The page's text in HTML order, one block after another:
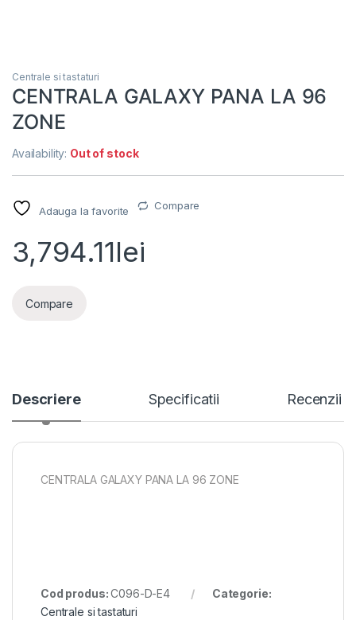
Centrale si tastaturi
CENTRALA GALAXY PANA LA 96
ZONE
Availability: Out of stock
Adauga la favorite Compare
3,794.11lei
Compare
Descriere Specificatii Recenzii
CENTRALA GALAXY PANA LA 96 ZONE
Cod produs:C096-D-E4
Categorie:
Centrale si tastaturi